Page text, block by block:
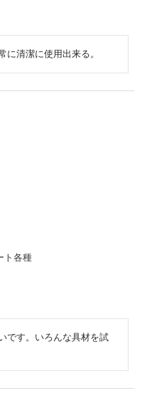
に清潔に使用出来る。
ト各種
です。いろんな具材を試